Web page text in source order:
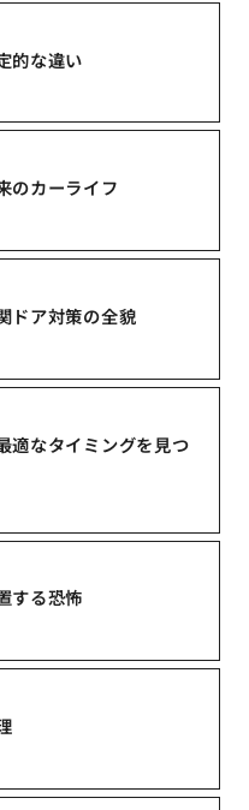
的な違い
のカーライフ
ドア対策の全貌
適なタイミングを見つ
する恐怖